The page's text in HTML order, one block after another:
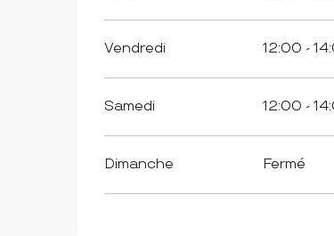
Vendredi 12:00 -
Samedi 12:00 -
Dimanche Fermé